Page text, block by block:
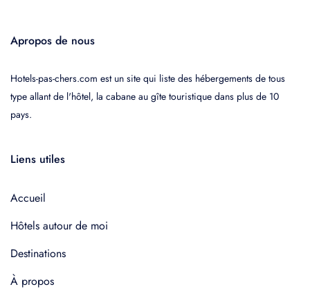
Apropos de nous
Hotels-pas-chers.com est un site qui liste des hébergements de tous
type allant de l'hôtel, la cabane au gîte touristique dans plus de 10
pays.
Liens utiles
Accueil
Hôtels autour de moi
Destinations
À propos